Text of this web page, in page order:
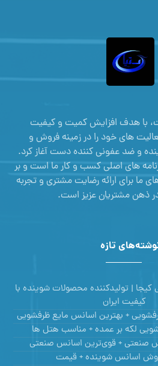
با هدف افزایش کمیت و کیفیت
های خود را در زمینه فروش و
و ضد عفونی کننده دست آغاز کرد.
های اصلی کسب و کار ما است و بر
ما برای ارائه رضایت مشتری و تجربه
ذهن مشتریان عزیز است.
تازه
کیجا | تولیدکننده محصولات شوینده با
کیفیت ایران
+ بهترین اسانس مایع ظرفشویی
لکه بر عمده + مناسب هتل ها
صنعتی + قوی‌ترین اسانس‌ صنعتی
اسانس شوینده + قیمت